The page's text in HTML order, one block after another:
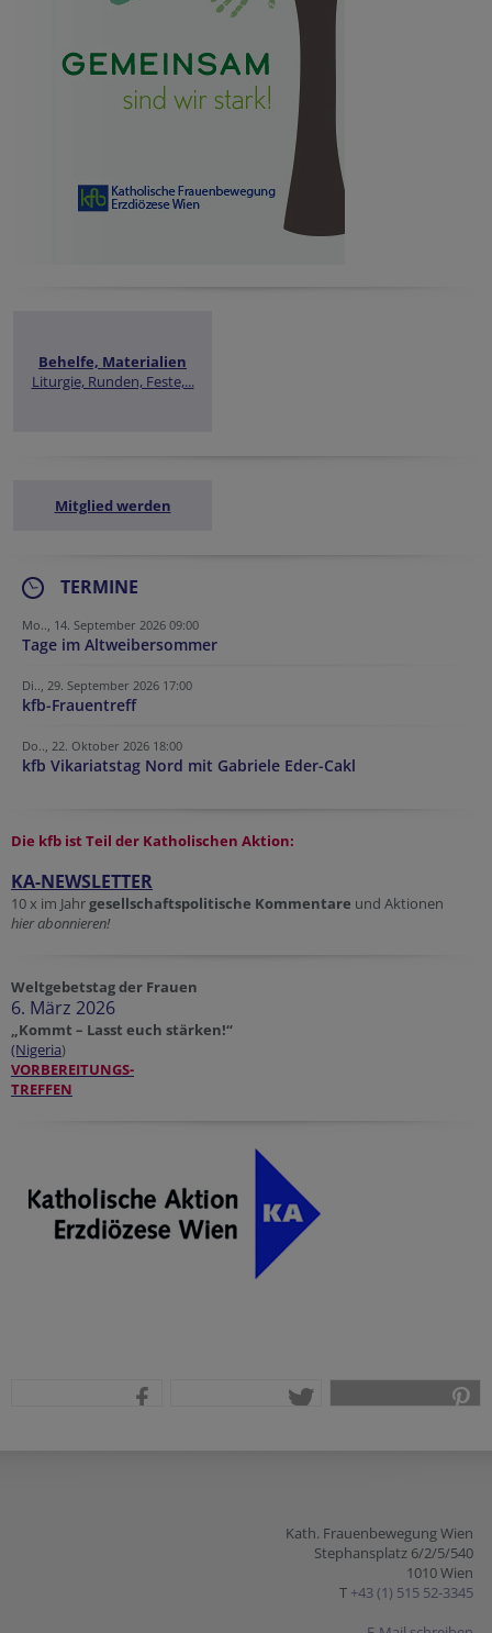
Behelfe, Materialien
Liturgie, Runden, Feste,...
Mitglied werden
TERMINE
Mo.., 14. September 2026 09:00
Tage im Altweibersommer
Di.., 29. September 2026 17:00
kfb-Frauentreff
Do.., 22. Oktober 2026 18:00
kfb Vikariatstag Nord mit Gabriele Eder-Cakl
Die kfb ist Teil der Katholischen Aktion:
KA-NEWSLETTER
10 x im Jahrgesellschaftspolitische Kommentare und Aktionen
hier abonnieren!
Weltgebetstag der Frauen
6. März 2026
„Kommt – Lasst euch stärken!“
(Nigeria)
VORBEREITUNGS-
TREFFEN
Kath. Frauenbewegung Wien
Stephansplatz 6/2/5/540
1010 Wien
T +43 (1) 515 52-3345